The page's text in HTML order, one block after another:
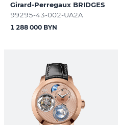
Girard-Perregaux BRIDGES
99295-43-002-UA2A
1 288 000 BYN